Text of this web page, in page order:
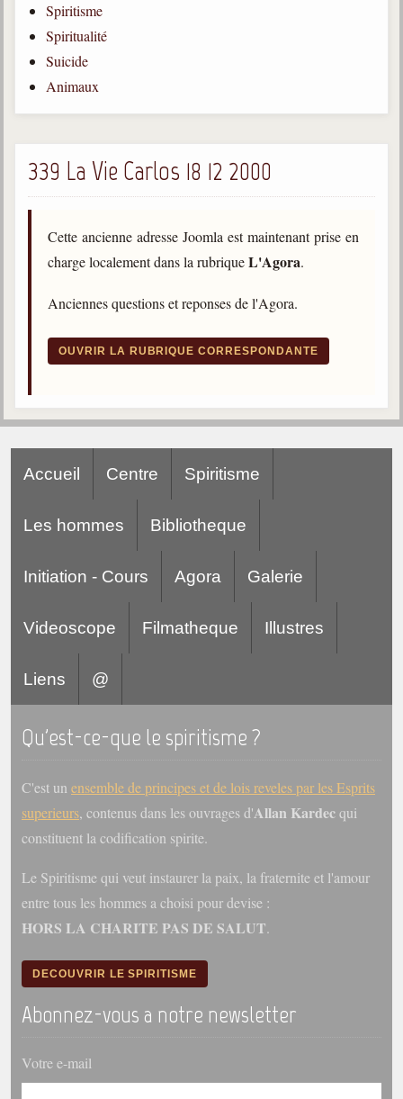
Divaldo Franco
1927-2025
Bibliothèque
Bibliothèque spirite
Documents
Bulletins "Le Spiritisme"
trimestrielles
Sujets du mois
Maximes
Posez-nous des questions
Galerie
Photos et vidéoscope
Galerie photos
Les Illustrés
Liens spirites
France
Spiritisme
Spiritualité
Suicide
Animaux
339 La Vie Carlos 18 12 2000
Cette ancienne adresse Joomla est maintenant prise en
charge localement dans la rubriqueL'Agora.
Anciennes questions et reponses de l'Agora.
OUVRIR LA RUBRIQUE CORRESPONDANTE
Accueil Centre Spiritisme
Les hommes Bibliotheque
Initiation - Cours Agora Galerie
Videoscope Filmatheque Illustres
Liens @
Qu'est-ce-que le spiritisme ?
C'est un ensemble de principes et de lois reveles par les Esprits
superieurs, contenus dans les ouvrages d'Allan Kardecqui
constituent la codification spirite.
Le Spiritisme qui veut instaurer la paix, la fraternite et l'amour
entre tous les hommes a choisi pour devise :
HORS LA CHARITE PAS DE SALUT.
DECOUVRIR LE SPIRITISME
Abonnez-vous a notre newsletter
Votre e-mail